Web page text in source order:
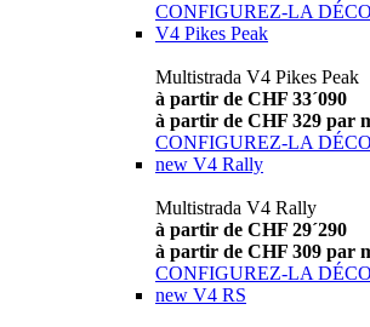
CONFIGUREZ-LA
V4 Pikes Peak
Multistrada V4 Pikes Peak
à partir de CHF 33´090
à partir de CHF 329 par
CONFIGUREZ-LA
new V4 Rally
Multistrada V4 Rally
à partir de CHF 29´290
à partir de CHF 309 par
CONFIGUREZ-LA
new V4 RS